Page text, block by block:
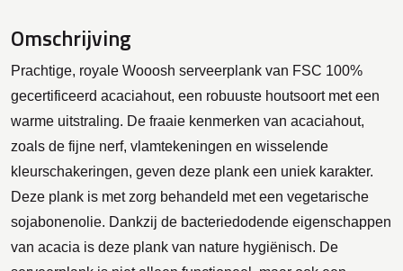
Omschrijving
Prachtige, royale Wooosh serveerplank van FSC 100%
gecertificeerd acaciahout, een robuuste houtsoort met een
warme uitstraling. De fraaie kenmerken van acaciahout,
zoals de fijne nerf, vlamtekeningen en wisselende
kleurschakeringen, geven deze plank een uniek karakter.
Deze plank is met zorg behandeld met een vegetarische
sojabonenolie. Dankzij de bacteriedodende eigenschappen
van acacia is deze plank van nature hygiënisch. De